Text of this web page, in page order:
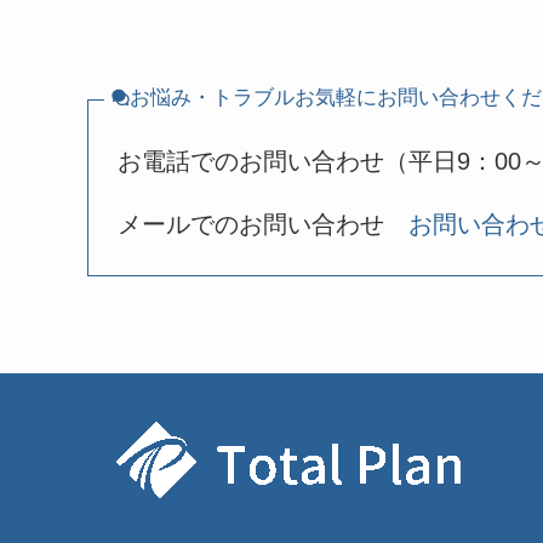
お悩み・トラブルお気軽にお問い合わせく
お電話でのお問い合わせ（平日9：00
メールでのお問い合わせ お問い合わ